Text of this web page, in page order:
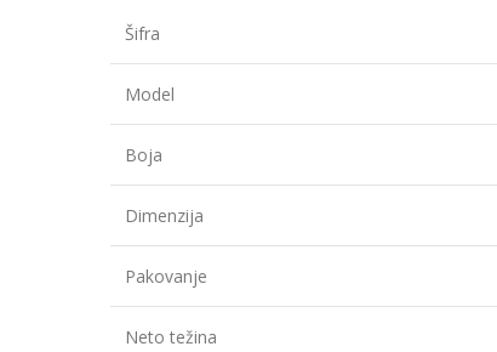
Šifra
Model
Boja
Dimenzija
Pakovanje
Neto težina